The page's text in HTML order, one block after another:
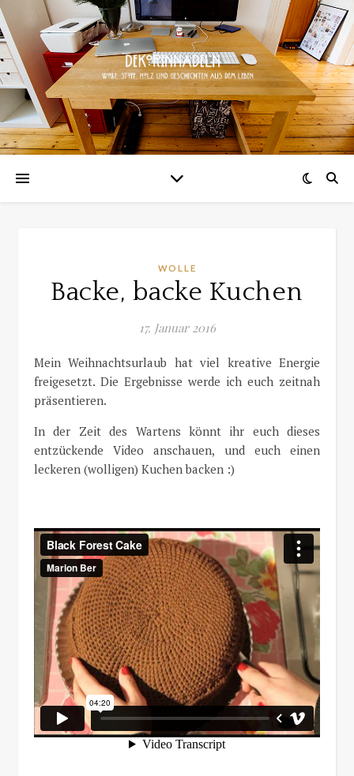
WOLLE
Backe, backe Kuchen
17. Januar 2016
Mein Weihnachtsurlaub hat viel kreative Energie
freigesetzt. Die Ergebnisse werde ich euch zeitnah
präsentieren.
In der Zeit des Wartens könnt ihr euch dieses
entzückende Video anschauen, und euch einen
leckeren (wolligen) Kuchen backen :)